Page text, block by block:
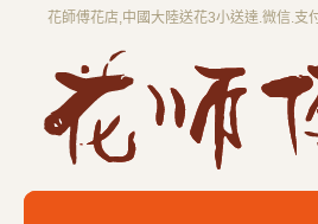
花師傅花店,中國大陸送花3小送達.微信.支